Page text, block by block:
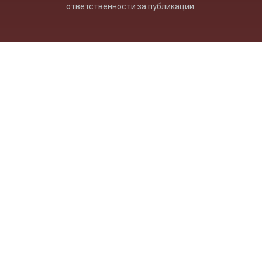
ответственности за публикации.